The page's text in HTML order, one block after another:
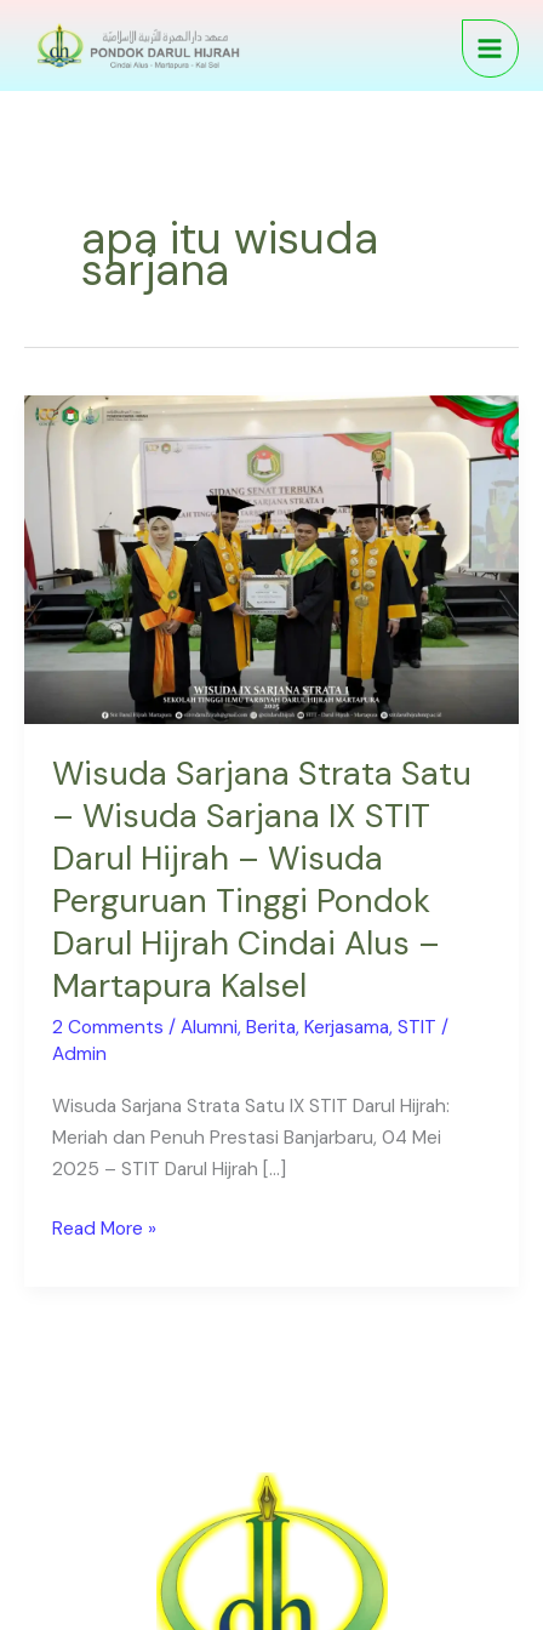
apa itu wisuda
sarjana
Wisuda Sarjana Strata Satu
– Wisuda Sarjana IX STIT
Darul Hijrah – Wisuda
Perguruan Tinggi Pondok
Darul Hijrah Cindai Alus –
Martapura Kalsel
2 Comments /Alumni,Berita,Kerjasama,STIT /
Admin
Wisuda Sarjana Strata Satu IX STIT Darul Hijrah:
Meriah dan Penuh Prestasi Banjarbaru, 04 Mei
2025 – STIT Darul Hijrah […]
Wisuda
Sarjana
Satu
–
Wisuda
Sarjana
IX
STIT
Hijrah
–
Wisuda
Perguruan
Tinggi
Darul
Hijrah
Cindai
–
Kalsel
Read More »